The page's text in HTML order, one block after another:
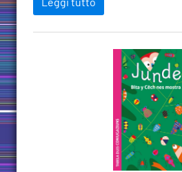
Leggi tutto